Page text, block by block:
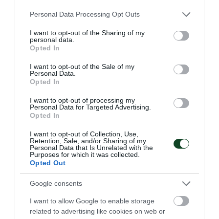
Please note that this website/app uses one or more Google
not limited to your visit or usage behaviour. You may click to
grant or deny consent to Google and its third-party tags to
use your data for below specified purposes in below Google
consent section.
Personal Data Processing Opt Outs
I want to opt-out of the Sharing of my
personal data.
Opted In
I want to opt-out of the Sale of my
Personal Data.
Opted In
I want to opt-out of processing my
Personal Data for Targeted Advertising.
Opted In
I want to opt-out of Collection, Use,
Retention, Sale, and/or Sharing of my
Personal Data that Is Unrelated with the
Purposes for which it was collected.
Opted Out
Google consents
I want to allow Google to enable storage
related to advertising like cookies on web or
Με διψήφιο Γιάντσουκ η
Ουκρανία
Η Ουκρανία ηττήθηκε 3-1 από τη Σερβία για το VNL, σε ένα
ματς που ο Ντμίτρο Γιάντσουκ είχε 10 πόντους.
17.07.2026 ΒΟΛΕΪ ΑΝΔΡΩΝ